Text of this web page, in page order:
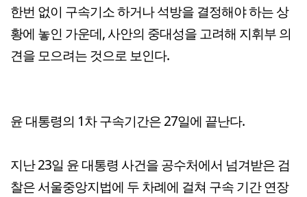
한번 없이 구속기소 하거나 석방을 결정해야 하는 상
황에 놓인 가운데, 사안의 중대성을 고려해 지휘부 의
견을 모으려는 것으로 보인다.
윤 대통령의 1차 구속기간은 27일에 끝난다.
지난 23일 윤 대통령 사건을 공수처에서 넘겨받은 검
찰은 서울중앙지법에 두 차례에 걸쳐 구속 기간 연장